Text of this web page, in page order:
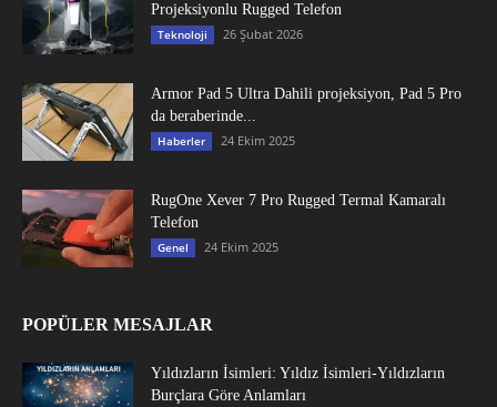
Projeksiyonlu Rugged Telefon
Teknoloji 26 Şubat 2026
Armor Pad 5 Ultra Dahili projeksiyon, Pad 5 Pro
da beraberinde...
Haberler 24 Ekim 2025
RugOne Xever 7 Pro Rugged Termal Kamaralı
Telefon
Genel 24 Ekim 2025
POPÜLER MESAJLAR
Yıldızların İsimleri: Yıldız İsimleri-Yıldızların
Burçlara Göre Anlamları